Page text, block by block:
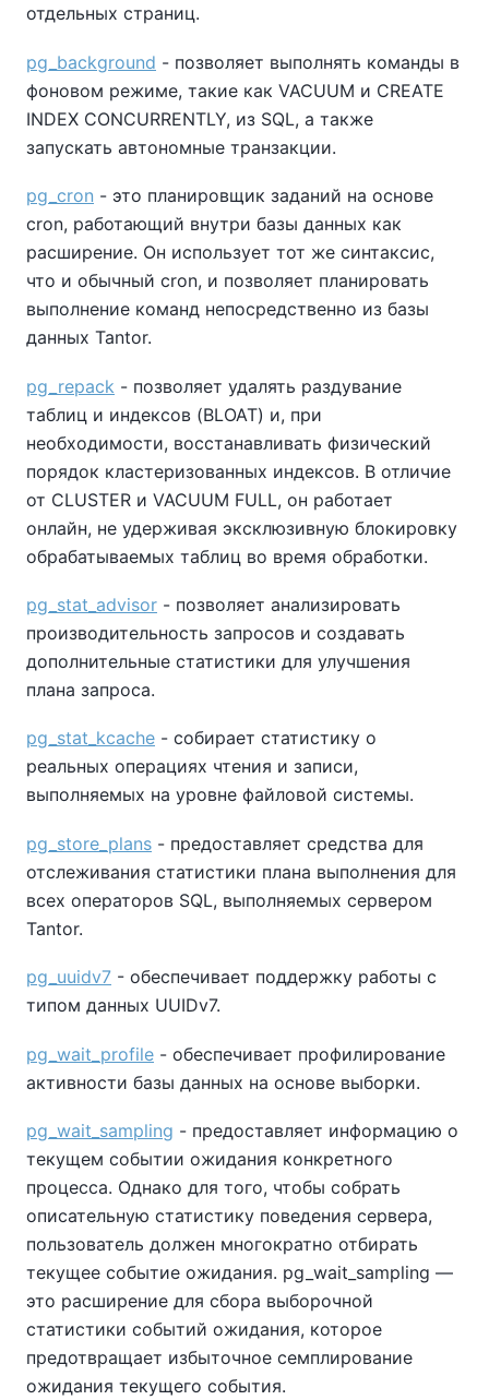
отдельных страниц.
pg_background - позволяет выполнять команды в
фоновом режиме, такие как VACUUM и CREATE
INDEX CONCURRENTLY, из SQL, а также
запускать автономные транзакции.
pg_cron - это планировщик заданий на основе
cron, работающий внутри базы данных как
расширение. Он использует тот же синтаксис,
что и обычный cron, и позволяет планировать
выполнение команд непосредственно из базы
данных Tantor.
pg_repack - позволяет удалять раздувание
таблиц и индексов (BLOAT) и, при
необходимости, восстанавливать физический
порядок кластеризованных индексов. В отличие
от CLUSTER и VACUUM FULL, он работает
онлайн, не удерживая эксклюзивную блокировку
обрабатываемых таблиц во время обработки.
pg_stat_advisor - позволяет анализировать
производительность запросов и создавать
дополнительные статистики для улучшения
плана запроса.
pg_stat_kcache - собирает статистику о
реальных операциях чтения и записи,
выполняемых на уровне файловой системы.
pg_store_plans - предоставляет средства для
отслеживания статистики плана выполнения для
всех операторов SQL, выполняемых сервером
Tantor.
pg_uuidv7 - обеспечивает поддержку работы с
типом данных UUIDv7.
pg_wait_profile - обеспечивает профилирование
активности базы данных на основе выборки.
pg_wait_sampling - предоставляет информацию о
текущем событии ожидания конкретного
процесса. Однако для того, чтобы собрать
описательную статистику поведения сервера,
пользователь должен многократно отбирать
текущее событие ожидания. pg_wait_sampling —
это расширение для сбора выборочной
статистики событий ожидания, которое
предотвращает избыточное семплирование
ожидания текущего события.